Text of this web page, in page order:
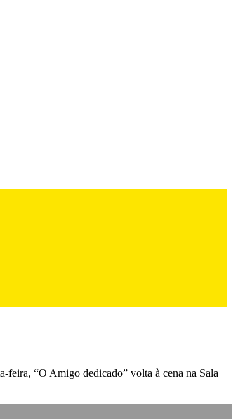
feira, “O Amigo dedicado” volta à cena na Sala